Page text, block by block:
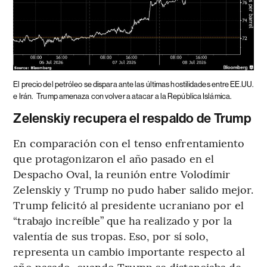
El precio del petróleo se dispara ante las últimas hostilidades entre EE.UU.
e Irán. Trump amenaza con volver a atacar a la República Islámica.
Zelenskiy recupera el respaldo de Trump
En comparación con el tenso enfrentamiento
que protagonizaron el año pasado en el
Despacho Oval, la reunión entre Volodímir
Zelenskiy y Trump no pudo haber salido mejor.
Trump felicitó al presidente ucraniano por el
“trabajo increíble” que ha realizado y por la
valentía de sus tropas. Eso, por sí solo,
representa un cambio importante respecto al